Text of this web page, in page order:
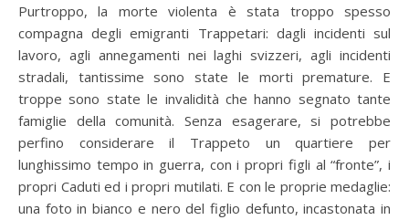
Purtroppo, la morte violenta è stata troppo spesso
compagna degli emigranti Trappetari: dagli incidenti sul
lavoro, agli annegamenti nei laghi svizzeri, agli incidenti
stradali, tantissime sono state le morti premature. E
troppe sono state le invalidità che hanno segnato tante
famiglie della comunità. Senza esagerare, si potrebbe
perfino considerare il Trappeto un quartiere per
lunghissimo tempo in guerra, con i propri figli al “fronte”, i
propri Caduti ed i propri mutilati. E con le proprie medaglie:
una foto in bianco e nero del figlio defunto, incastonata in